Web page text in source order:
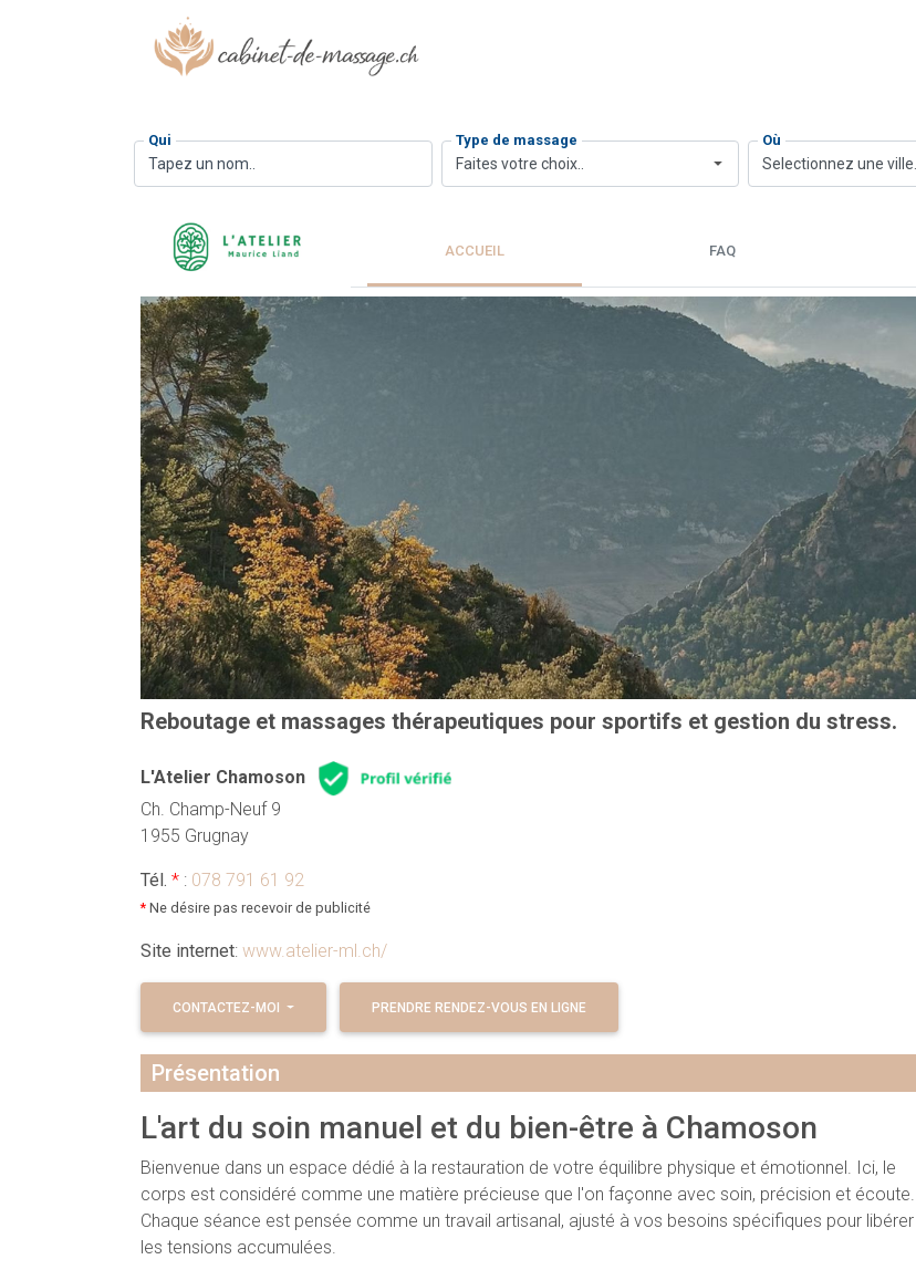
Qui Type de massage
Faites votre choix..
Où
Selectionnez une ville..
ACCUEIL FAQ
Reboutage et massages thérapeutiques pour sportifs et gestion du stress.
L'Atelier Chamoson
Ch. Champ-Neuf 9
1955 Grugnay
Tél. *: 078 791 61 92
*Ne désire pas recevoir de publicité
Site internet: www.atelier-ml.ch/
CONTACTEZ-MOI PRENDRE RENDEZ-VOUS EN LIGNE
Présentation
L'art du soin manuel et du bien-être à Chamoson
Bienvenue dans un espace dédié à la restauration de votre équilibre physique et émotionnel. Ici, le
corps est considéré comme une matière précieuse que l'on façonne avec soin, précision et écoute.
Chaque séance est pensée comme un travail artisanal, ajusté à vos besoins spécifiques pour libérer
les tensions accumulées.